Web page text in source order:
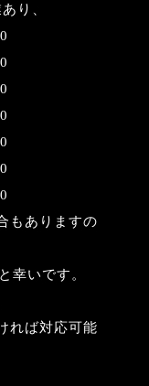
り、
もありますの
幸いです。
れば対応可能